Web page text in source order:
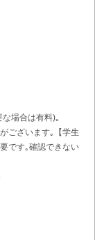
場合は有料)｡
ございます｡【学生
です｡確認できない